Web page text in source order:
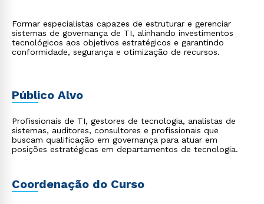
Formar especialistas capazes de estruturar e gerenciar
sistemas de governança de TI, alinhando investimentos
tecnológicos aos objetivos estratégicos e garantindo
conformidade, segurança e otimização de recursos.
Público Alvo
Profissionais de TI, gestores de tecnologia, analistas de
sistemas, auditores, consultores e profissionais que
buscam qualificação em governança para atuar em
posições estratégicas em departamentos de tecnologia.
Coordenação do Curso